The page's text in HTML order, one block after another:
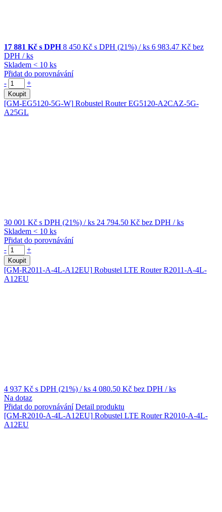
17 881 Kč s DPH 8 450 Kč s DPH (21%) / ks 6 983.47 Kč bez
DPH / ks
Skladem < 10 ks
Přidat do porovnávání
-
+
Koupit
[GM-EG5120-5G-W] Robustel Router EG5120-A2CAZ-5G-
A25GL
30 001 Kč s DPH (21%) / ks 24 794.50 Kč bez DPH / ks
Skladem < 10 ks
Přidat do porovnávání
-
+
Koupit
[GM-R2011-A-4L-A12EU] Robustel LTE Router R2011-A-4L-
A12EU
4 937 Kč s DPH (21%) / ks 4 080.50 Kč bez DPH / ks
Na dotaz
Přidat do porovnávání Detail produktu
[GM-R2010-A-4L-A12EU] Robustel LTE Router R2010-A-4L-
A12EU